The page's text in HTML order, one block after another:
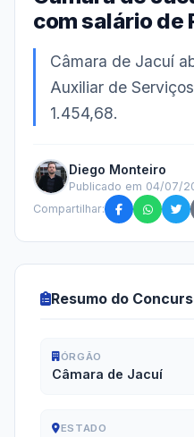
com salário de
Câmara de Jacuí
Auxiliar de
1.454,68.
Diego Monteiro
Publicado em 04/07/
Compartilhar:
Resumo do
ÓRGÃO
Câmara de Jacuí
ESTADO